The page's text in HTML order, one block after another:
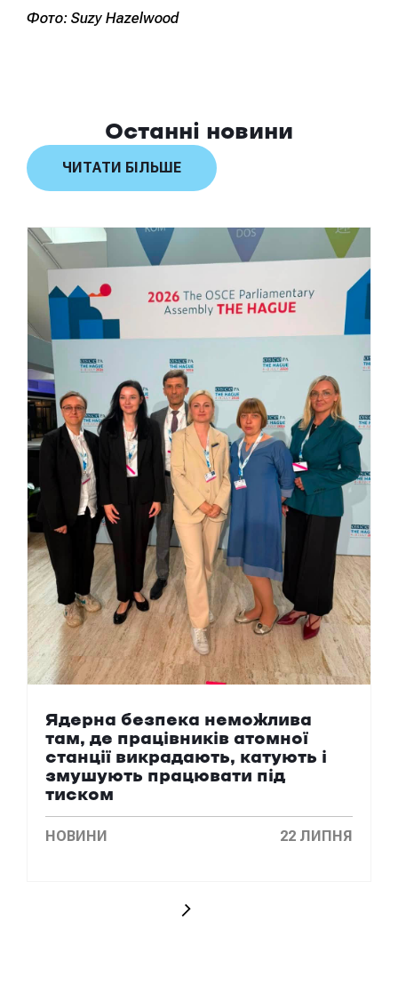
Фото: Suzy Hazelwood
Останні новини
ЧИТАТИ БІЛЬШЕ
Ядерна безпека неможлива
там, де працівників атомної
станції викрадають, катують і
змушують працювати під
тиском
НОВИНИ 22 ЛИПНЯ